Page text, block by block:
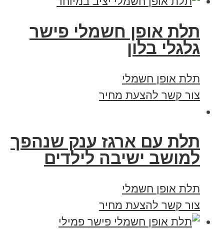
תלת אופן חשמלי פישר
גלגלי בלון
תלת אופן חשמלי
צור קשר להצעת מחיר
תלת עם ארגז ענק שנהפך
למושב ישיבה לילדים
תלת אופן חשמלי
צור קשר להצעת מחיר